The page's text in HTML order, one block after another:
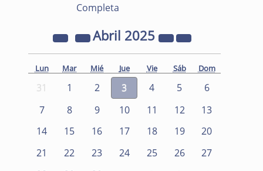
Completa
Abril 2025
Lun Mar Mié Jue Vie Sáb Dom
31 1 2 3 4 5
6
7
8 9 10 11 12
13
14
15 16 17 18 19
20
21
22 23 24 25 26
27